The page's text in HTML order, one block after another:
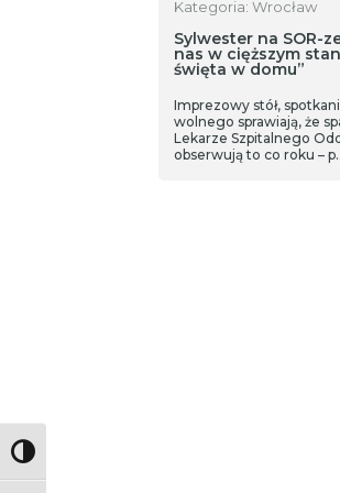
Toggle High Contrast
Kategoria: Wrocław
Sylwester na SOR-
nas w cięższym
święta w domu”
Imprezowy stół,
wolnego sprawiają, że
Lekarze Szpitalnego
obserwują to co roku –